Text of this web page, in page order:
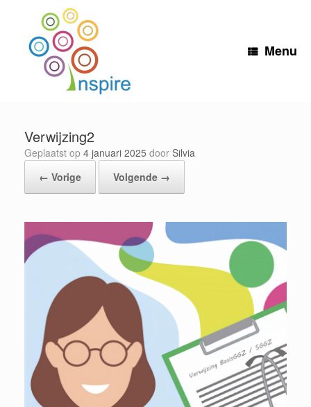
Menu
Verwijzing2
Geplaatst op 4 januari 2025 door Silvia
← Vorige
Volgende →